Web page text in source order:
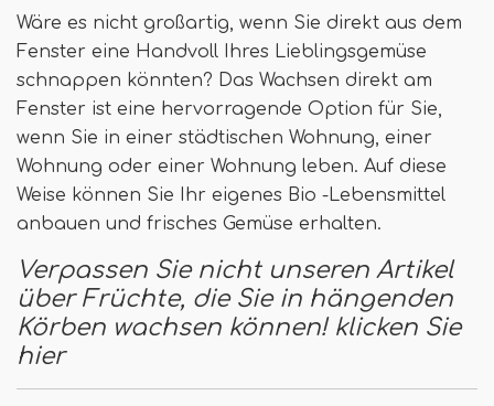
Wäre es nicht großartig, wenn Sie direkt aus dem
Fenster eine Handvoll Ihres Lieblingsgemüse
schnappen könnten? Das Wachsen direkt am
Fenster ist eine hervorragende Option für Sie,
wenn Sie in einer städtischen Wohnung, einer
Wohnung oder einer Wohnung leben. Auf diese
Weise können Sie Ihr eigenes Bio -Lebensmittel
anbauen und frisches Gemüse erhalten.
Verpassen Sie nicht unseren Artikel
über Früchte, die Sie in hängenden
Körben wachsen können! klicken Sie
hier